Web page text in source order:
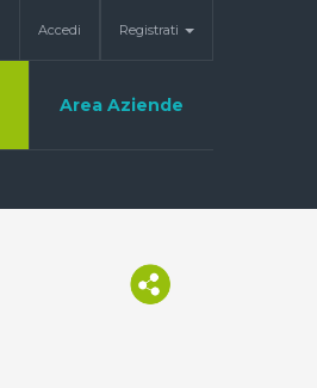
Accedi Registrati
Area Aziende